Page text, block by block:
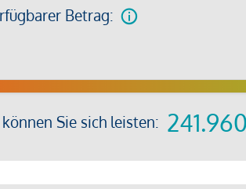
Betrag:
Sie sich leisten: 241.960